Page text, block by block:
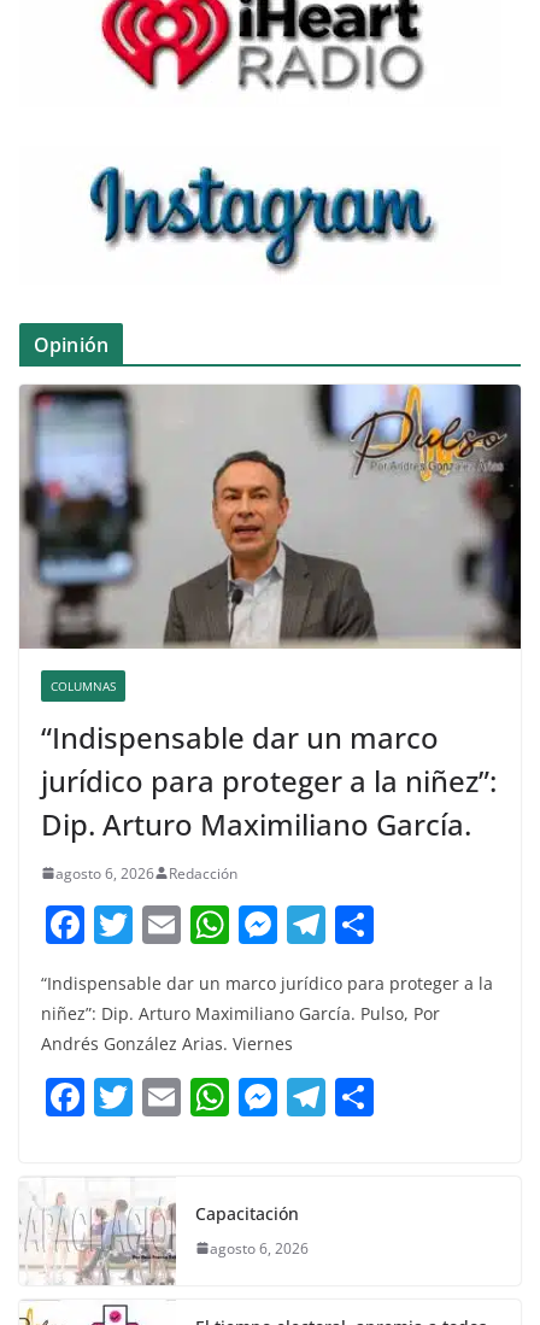
Opinión
COLUMNAS
“Indispensable dar un marco
jurídico para proteger a la niñez”:
Dip. Arturo Maximiliano García.
agosto 6, 2026 Redacción
F
a
c
e
b
o
k
T
w
itt
er
E
m
ai
l
W
h
at
s
A
p
M
e
ss
e
n
g
T
el
e
a
m
m
“Indispensable dar un marco jurídico para proteger a la
niñez”: Dip. Arturo Maximiliano García. Pulso, Por
Andrés González Arias. Viernes
F
a
c
e
b
o
T
w
itt
er
E
m
W
h
s
A
M
e
e
n
T
el
Capacitación
agosto 6, 2026